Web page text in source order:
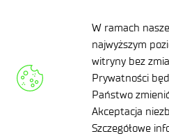
W ramach
najwyższym
witryny bez
Prywatności
Państwo
Akceptacja
Szczegółowe
Zaznacz wszystkie